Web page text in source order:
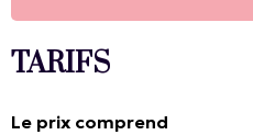
TARIFS
Le prix comprend